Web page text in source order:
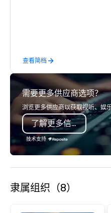
查看简档
需要更多供应商选项？
浏览更多供应商以获取视听、娱
了解更多信息
技术支持
隶属组织（8）